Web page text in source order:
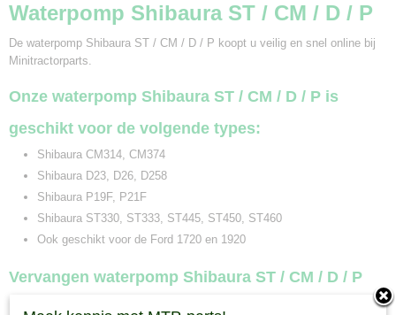
Waterpomp Shibaura ST / CM / D / P
De waterpomp Shibaura ST / CM / D / P koopt u veilig en snel online bij
Minitractorparts.
Onze waterpomp Shibaura ST / CM / D / P is
geschikt voor de volgende types:
Shibaura CM314, CM374
Shibaura D23, D26, D258
Shibaura P19F, P21F
Shibaura ST330, ST333, ST445, ST450, ST460
Ook geschikt voor de Ford 1720 en 1920
Vervangen waterpomp Shibaura ST / CM / D / P